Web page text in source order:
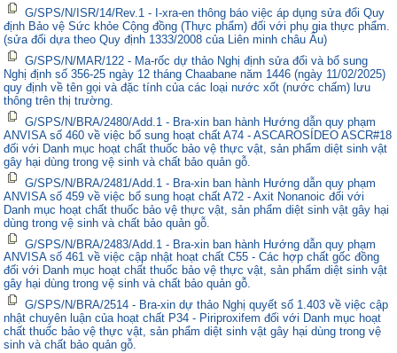
G/SPS/N/ISR/14/Rev.1 - I-xra-en thông báo việc áp dụng sửa đổi Quy
định Bảo vệ Sức khỏe Cộng đồng (Thực phẩm) đối với phụ gia thực phẩm.
(sửa đổi dựa theo Quy định 1333/2008 của Liên minh châu Âu)
G/SPS/N/MAR/122 - Ma-rốc dự thảo Nghị định sửa đổi và bổ sung
Nghị định số 356-25 ngày 12 tháng Chaabane năm 1446 (ngày 11/02/2025)
quy định về tên gọi và đặc tính của các loại nước xốt (nước chấm) lưu
thông trên thị trường.
G/SPS/N/BRA/2480/Add.1 - Bra-xin ban hành Hướng dẫn quy phạm
ANVISA số 460 về việc bổ sung hoạt chất A74 - ASCAROSÍDEO ASCR#18
đối với Danh mục hoạt chất thuốc bảo vệ thực vật, sản phẩm diệt sinh vật
gây hại dùng trong vệ sinh và chất bảo quản gỗ.
G/SPS/N/BRA/2481/Add.1 - Bra-xin ban hành Hướng dẫn quy phạm
ANVISA số 459 về việc bổ sung hoạt chất A72 - Axit Nonanoic đối với
Danh mục hoạt chất thuốc bảo vệ thực vật, sản phẩm diệt sinh vật gây hại
dùng trong vệ sinh và chất bảo quản gỗ.
G/SPS/N/BRA/2483/Add.1 - Bra-xin ban hành Hướng dẫn quy phạm
ANVISA số 461 về việc cập nhật hoạt chất C55 - Các hợp chất gốc đồng
đối với Danh mục hoạt chất thuốc bảo vệ thực vật, sản phẩm diệt sinh vật
gây hại dùng trong vệ sinh và chất bảo quản gỗ.
G/SPS/N/BRA/2514 - Bra-xin dự thảo Nghị quyết số 1.403 về việc cập
nhật chuyên luận của hoạt chất P34 - Piriproxifem đối với Danh mục hoạt
chất thuốc bảo vệ thực vật, sản phẩm diệt sinh vật gây hại dùng trong vệ
sinh và chất bảo quản gỗ.